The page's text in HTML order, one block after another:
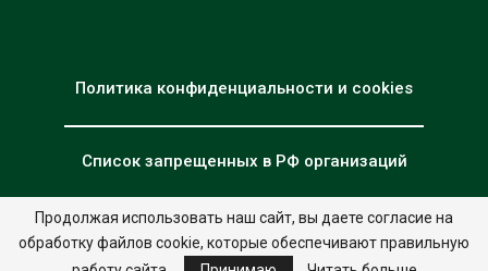
Политика конфиденциальности и cookies
Список запрещенных в РФ организаций
© 2026 - НИА "Экология". Все права защищены. Дизайн:nia.eco
Продолжая использовать наш сайт, вы даете согласие на
обработку файлов cookie, которые обеспечивают правильную